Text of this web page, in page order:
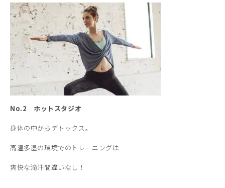
No.2 ホットスタジオ
身体の中からデトックス。
高温多湿の環境でのトレーニングは
爽快な滝汗間違いなし！